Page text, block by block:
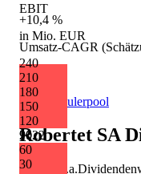
2022
EBIT
in Mio. EUR
240
210
180
150
120
90
60
30
+10,4 %
Umsatz-CAGR
+4,9 %
Quelle: Eulerpool
Robertet SA
+9,2 % p.a.